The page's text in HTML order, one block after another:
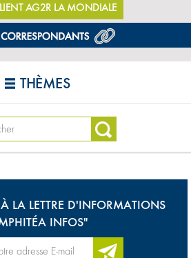
AG2R LA MONDIALE
THÈMES
LA LETTRE D'INFORMATIONS
INFOS"